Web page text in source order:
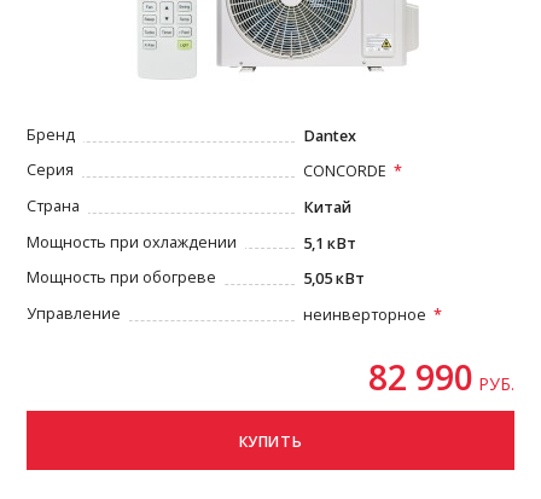
Бренд
Dantex
Серия
CONCORDE
Страна
Китай
Мощность при охлаждении
5,1 кВт
Мощность при обогреве
5,05 кВт
Управление
неинверторное
82 990 РУБ.
КУПИТЬ